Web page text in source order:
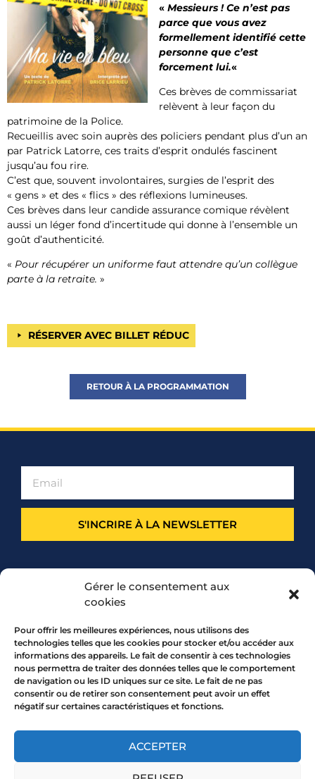
Gérer le consentement aux
cookies
Pour offrir les meilleures expériences, nous utilisons des
technologies telles que les cookies pour stocker et/ou accéder aux
informations des appareils. Le fait de consentir à ces technologies
nous permettra de traiter des données telles que le comportement
de navigation ou les ID uniques sur ce site. Le fait de ne pas
consentir ou de retirer son consentement peut avoir un effet
négatif sur certaines caractéristiques et fonctions.
ACCEPTER
« Messieurs ! Ce n’est pas
parce que vous avez
formellement identifié cette
personne que c’est
forcement lui.«
Ces brèves de commissariat
relèvent à leur façon du
patrimoine de la Police.
Recueillis avec soin auprès des policiers pendant plus d’un an
par Patrick Latorre, ces traits d’esprit ondulés fascinent
jusqu’au fou rire.
C’est que, souvent involontaires, surgies de l’esprit des
« gens » et des « flics » des réflexions lumineuses.
Ces brèves dans leur candide assurance comique révèlent
aussi un léger fond d’incertitude qui donne à l’ensemble un
goût d’authenticité.
« Pour récupérer un uniforme faut attendre qu’un collègue
parte à la retraite. »
RÉSERVER AVEC BILLET RÉDUC
RETOUR À LA PROGRAMMATION
S'INCRIRE À LA NEWSLETTER